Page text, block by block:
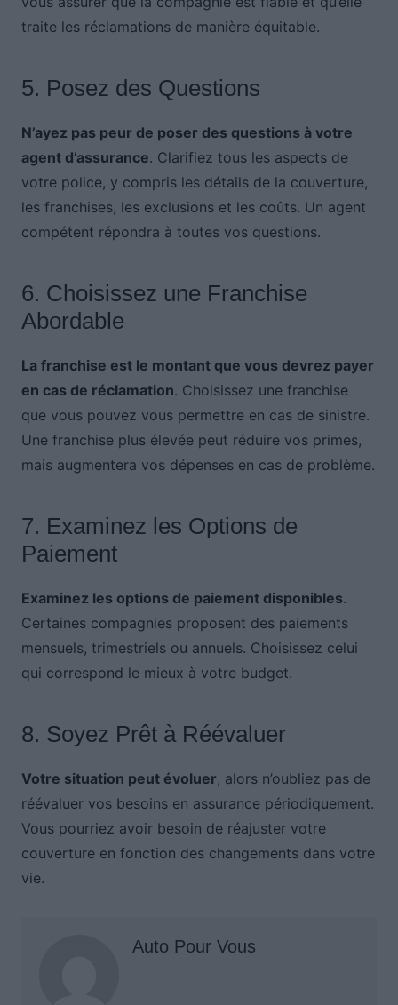
traite les réclamations de manière équitable.
5. Posez des Questions
N’ayez pas peur de poser des questions à votre
agent d’assurance. Clarifiez tous les aspects de
votre police, y compris les détails de la couverture,
les franchises, les exclusions et les coûts. Un agent
compétent répondra à toutes vos questions.
6. Choisissez une Franchise
Abordable
La franchise est le montant que vous devrez payer
en cas de réclamation. Choisissez une franchise
que vous pouvez vous permettre en cas de sinistre.
Une franchise plus élevée peut réduire vos primes,
mais augmentera vos dépenses en cas de problème.
7. Examinez les Options de
Paiement
Examinez les options de paiement disponibles.
Certaines compagnies proposent des paiements
mensuels, trimestriels ou annuels. Choisissez celui
qui correspond le mieux à votre budget.
8. Soyez Prêt à Réévaluer
Votre situation peut évoluer, alors n’oubliez pas de
réévaluer vos besoins en assurance périodiquement.
Vous pourriez avoir besoin de réajuster votre
couverture en fonction des changements dans votre
vie.
Auto Pour Vous